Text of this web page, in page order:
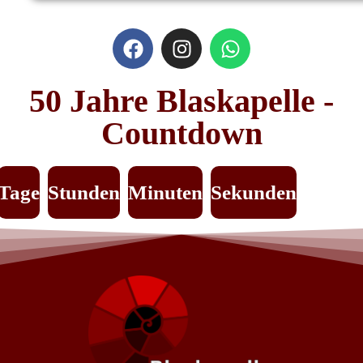
50 Jahre Blaskapelle -
Countdown
Stunden Minuten Sekunden